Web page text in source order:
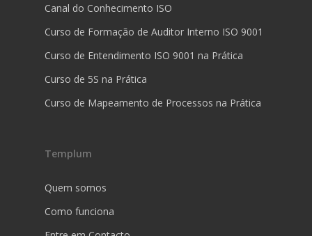
Canal do Conhecimento ISO
Curso de Formação de Auditor Interno ISO 9001
Curso de Entendimento ISO 9001 na Prática
Curso de 5S na Prática
Curso de Mapeamento de Processos na Prática
Templum
Quem somos
Como funciona